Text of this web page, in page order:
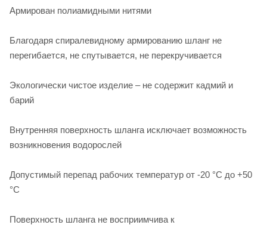
Армирован полиамидными нитями
Благодаря спиралевидному армированию шланг не
перегибается, не спутывается, не перекручивается
Экологически чистое изделие – не содержит кадмий и
барий
Внутренняя поверхность шланга исключает возможность
возникновения водорослей
Допустимый перепад рабочих температур от -20 °С до +50
°С
Поверхность шланга не восприимчива к